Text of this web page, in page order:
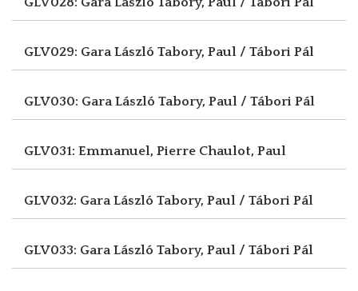
GLV029: Gara László Tabory, Paul / Tábori Pál
GLV030: Gara László Tabory, Paul / Tábori Pál
GLV031: Emmanuel, Pierre Chaulot, Paul
GLV032: Gara László Tabory, Paul / Tábori Pál
GLV033: Gara László Tabory, Paul / Tábori Pál